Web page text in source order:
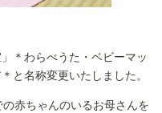
＊わらべうた・ベビーマッ
と名称変更いたしました。
赤ちゃんのいるお母さんを